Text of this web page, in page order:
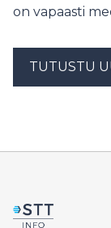
on vapaasti
TUTUSTU